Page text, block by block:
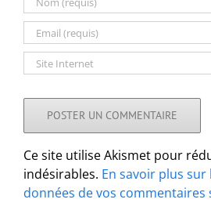
Ce site utilise Akismet pour
indésirables. En savoir plus
données de vos commentaires